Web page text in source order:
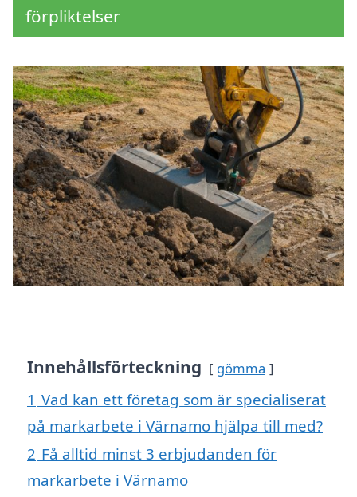
förpliktelser
Innehållsförteckning gömma
1 Vad kan ett företag som är specialiserat
på markarbete i Värnamo hjälpa till med?
2 Få alltid minst 3 erbjudanden för
markarbete i Värnamo